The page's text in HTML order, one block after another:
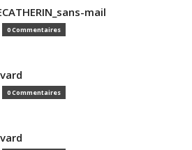
mail
0 Commentaires
0 Commentaires